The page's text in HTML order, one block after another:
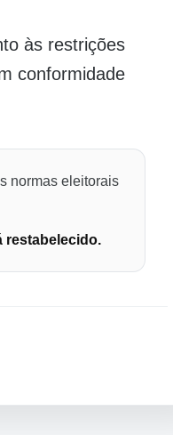
às restrições
conformidade
normas eleitorais
restabelecido.